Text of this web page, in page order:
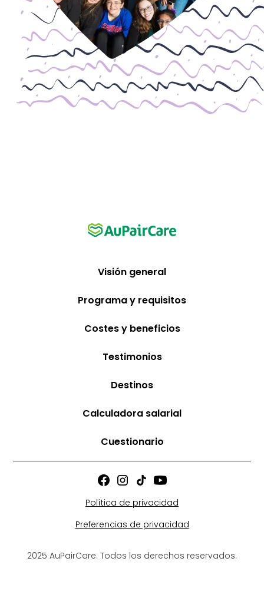
Visión general
Programa y requisitos
Costes y beneficios
Testimonios
Destinos
Calculadora salarial
Cuestionario
2025 AuPairCare. Todos los derechos reservados.
Política de privacidad
Preferencias de privacidad